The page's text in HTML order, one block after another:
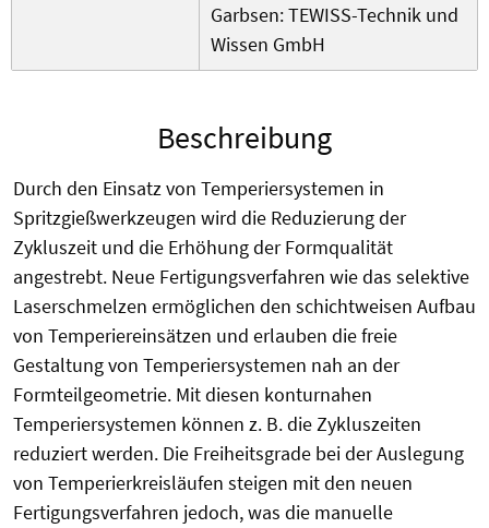
Garbsen: TEWISS-Technik und
Wissen GmbH
Beschreibung
Durch den Einsatz von Temperiersystemen in
Spritzgießwerkzeugen wird die Reduzierung der
Zykluszeit und die Erhöhung der Formqualität
angestrebt. Neue Fertigungsverfahren wie das selektive
Laserschmelzen ermöglichen den schichtweisen Aufbau
von Temperiereinsätzen und erlauben die freie
Gestaltung von Temperiersystemen nah an der
Formteilgeometrie. Mit diesen konturnahen
Temperiersystemen können z. B. die Zykluszeiten
reduziert werden. Die Freiheitsgrade bei der Auslegung
von Temperierkreisläufen steigen mit den neuen
Fertigungsverfahren jedoch, was die manuelle